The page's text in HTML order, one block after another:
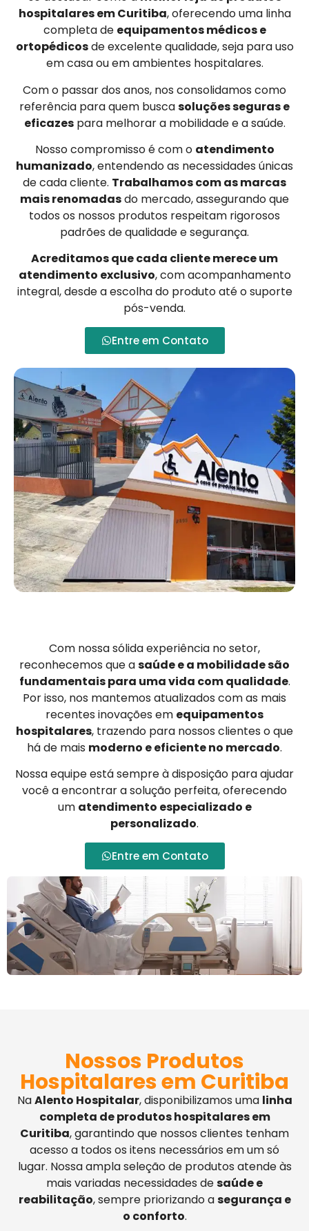
hospitalares em Curitiba, oferecendo uma linha
completa de equipamentos médicos e
ortopédicosde excelente qualidade, seja para uso
em casa ou em ambientes hospitalares.
Com o passar dos anos, nos consolidamos como
referência para quem buscasoluções seguras e
eficazespara melhorar a mobilidade e a saúde.
Nosso compromisso é com o atendimento
humanizado, entendendo as necessidades únicas
de cada cliente. Trabalhamos com as marcas
mais renomadasdo mercado, assegurando que
todos os nossos produtos respeitam rigorosos
padrões de qualidade e segurança.
Acreditamos que cada cliente merece um
atendimento exclusivo, com acompanhamento
integral, desde a escolha do produto até o suporte
pós-venda.
Entre em Contato
Com nossa sólida experiência no setor,
reconhecemos que asaúde e a mobilidade são
fundamentais para uma vida com qualidade.
Por isso, nos mantemos atualizados com as mais
recentes inovações em equipamentos
hospitalares, trazendo para nossos clientes o que
há de mais moderno e eficiente no mercado.
Nossa equipe está sempre à disposição para ajudar
você a encontrar a solução perfeita, oferecendo
um atendimento especializado e
personalizado.
Entre em Contato
Nossos Produtos
Hospitalares em Curitiba
NaAlento Hospitalar, disponibilizamos uma linha
completa de produtos hospitalares em
Curitiba, garantindo que nossos clientes tenham
acesso a todos os itens necessários em um só
lugar. Nossa ampla seleção de produtos atende às
mais variadas necessidades desaúde e
reabilitação, sempre priorizando asegurança e
o conforto.